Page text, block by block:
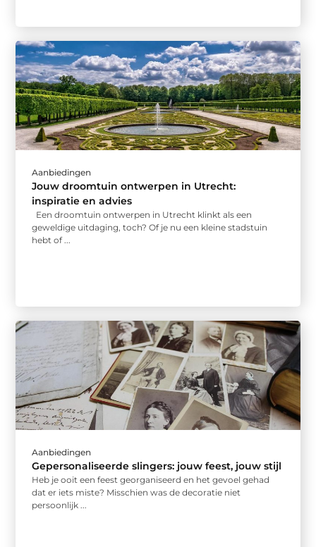
Aanbiedingen
Jouw droomtuin ontwerpen in Utrecht:
inspiratie en advies
Een droomtuin ontwerpen in Utrecht klinkt als een
geweldige uitdaging, toch? Of je nu een kleine stadstuin
hebt of ...
Aanbiedingen
Gepersonaliseerde slingers: jouw feest, jouw stijl
Heb je ooit een feest georganiseerd en het gevoel gehad
dat er iets miste? Misschien was de decoratie niet
persoonlijk ...